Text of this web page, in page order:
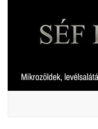
Mikrozöldek,